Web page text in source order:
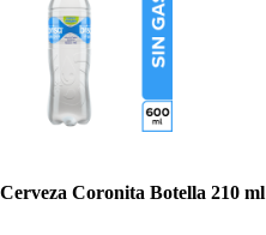
Cerveza Coronita Botella 210 ml